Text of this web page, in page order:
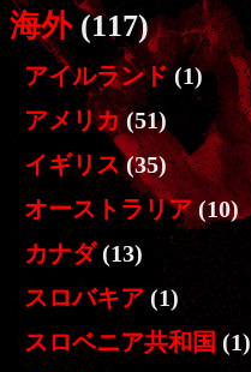
海外(117)
アイルランド(1)
アメリカ(51)
イギリス(35)
オーストラリア (10)
カナダ(13)
スロバキア (1)
スロベニア共和国 (1)